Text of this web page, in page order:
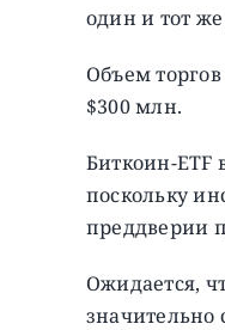
один и тот
Объем
$300 млн.
Биткоин-
поскольку
преддверии
Ожидается,